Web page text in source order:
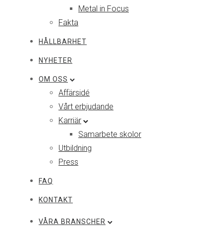
Metal in Focus
Fakta
HÅLLBARHET
NYHETER
OM OSS
Affärsidé
Vårt erbjudande
Karriär
Samarbete skolor
Utbildning
Press
FAQ
KONTAKT
VÅRA BRANSCHER